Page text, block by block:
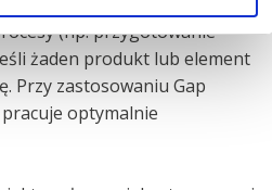
(np. przygotowanie
żaden produkt lub element
Przy zastosowaniu Gap
optymalnie